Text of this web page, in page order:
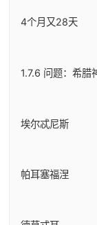
4个月又28天
1.7.6 问题：希腊
埃尔忒尼斯
帕耳塞福涅